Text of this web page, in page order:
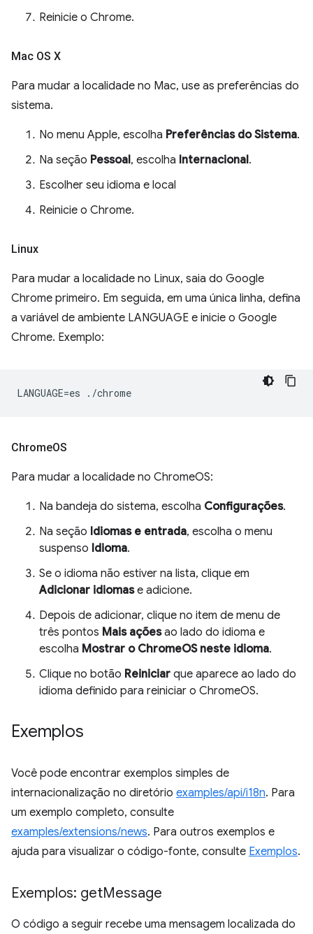
Reinicie o Chrome.
Mac OS X
Para mudar a localidade no Mac, use as preferências do
sistema.
No menu Apple, escolha Preferências do Sistema.
Na seção Pessoal, escolha Internacional.
Escolher seu idioma e local
Reinicie o Chrome.
Linux
Para mudar a localidade no Linux, saia do Google
Chrome primeiro. Em seguida, em uma única linha, defina
a variável de ambiente LANGUAGE e inicie o Google
Chrome. Exemplo:
ChromeOS
Para mudar a localidade no ChromeOS:
Na bandeja do sistema, escolha Configurações.
Na seção Idiomas e entrada, escolha o menu
suspenso Idioma.
Se o idioma não estiver na lista, clique em
Adicionar idiomase adicione.
Depois de adicionar, clique no item de menu de
três pontos Mais açõesao lado do idioma e
escolha Mostrar o ChromeOS neste idioma.
Clique no botão Reiniciar que aparece ao lado do
idioma definido para reiniciar o ChromeOS.
Exemplos
Você pode encontrar exemplos simples de
internacionalização no diretório examples/api/i18n. Para
um exemplo completo, consulte
examples/extensions/news. Para outros exemplos e
ajuda para visualizar o código-fonte, consulte Exemplos.
Exemplos: getMessage
O código a seguir recebe uma mensagem localizada do